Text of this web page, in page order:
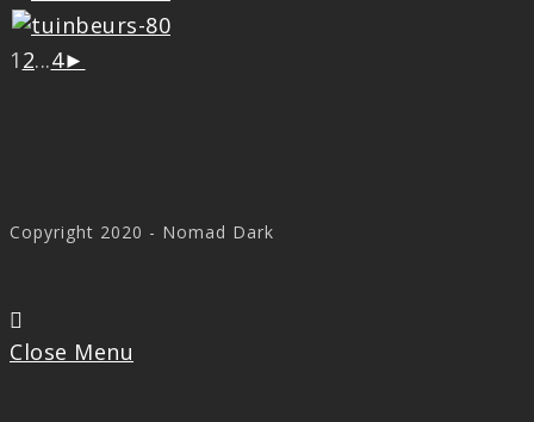
1 2...4►
Copyright 2020 - Nomad Dark
Close Menu